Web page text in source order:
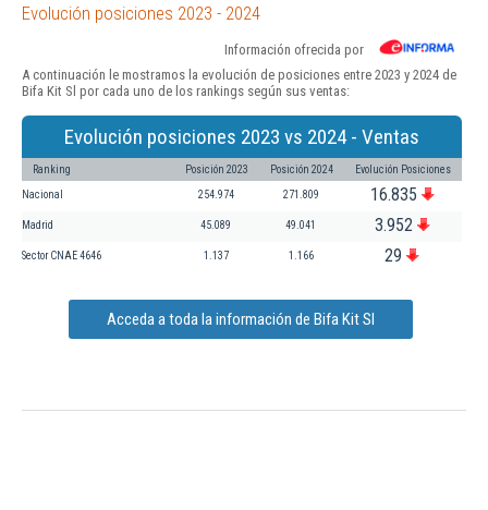
Evolución posiciones 2023 - 2024
Información ofrecida por
A continuación le mostramos la evolución de posiciones entre 2023 y 2024 de
Bifa Kit Sl por cada uno de los rankings según sus ventas:
Evolución posiciones 2023 vs 2024 - Ventas
Ranking Posición 2023 Posición 2024 Evolución Posiciones
Nacional 254.974 271.809 16.835
Madrid 45.089 49.041 3.952
Sector CNAE 4646 1.137 1.166 29
Acceda a toda la información de Bifa Kit Sl